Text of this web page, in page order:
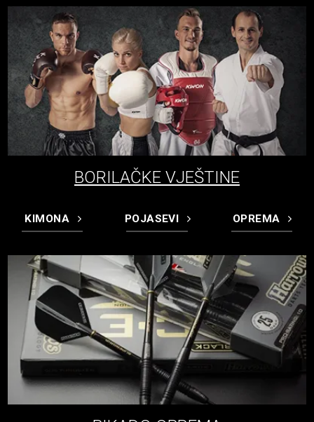
BORILAČKE VJEŠTINE
KIMONA POJASEVI OPREMA